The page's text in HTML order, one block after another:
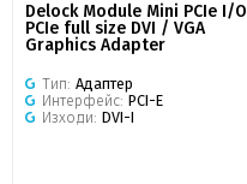
Delock Module Mini PCIe I/O
PCIe full size DVI / VGA
Graphics Adapter
Тип: Адаптер
Интерфейс: PCI-E
Изходи: DVI-I